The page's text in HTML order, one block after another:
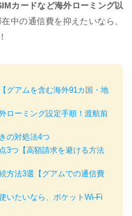
カードなど海外ローミング以
中の通信費を抑えたいなら、
グアムを含む海外91カ国・地
ローミング設定手順！渡航前
の対処法4つ
3つ【高額請求を避ける方法
方法3選【グアムでの通信費
いたいなら、ポケットWi-Fi